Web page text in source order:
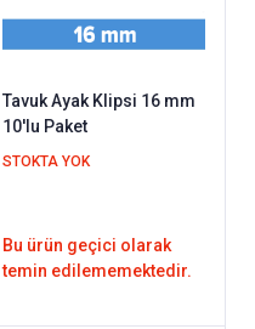
Tavuk Ayak Klipsi 16 mm
10'lu Paket
STOKTA YOK
Bu ürün geçici olarak
temin edilememektedir.